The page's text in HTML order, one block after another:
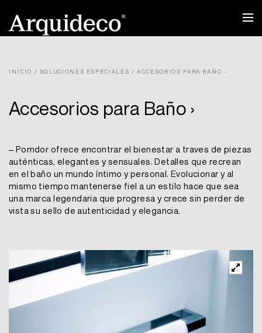
contenido
INICIO / SOLUCIONES ESPECIALES / ACCESORIOS PARA BAÑO ›
Accesorios para Baño ›
– Pomdor ofrece encontrar el bienestar a traves de piezas
auténticas, elegantes y sensuales. Detalles que recrean
en el baño un mundo íntimo y personal. Evolucionar y al
mismo tiempo mantenerse fiel a un estilo hace que sea
una marca legendaria que progresa y crece sin perder de
vista su sello de autenticidad y elegancia.